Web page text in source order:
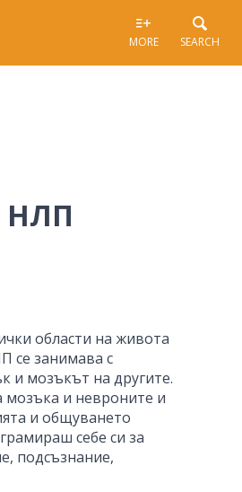
SEARCH
MORE
НЛП
области на живота
се занимава с
и мозъкът на другите.
мозъка и невроните и
и общуването
себе си за
подсъзнание,